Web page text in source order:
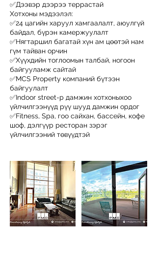
✅Дээвэр дээрээ террастай
Хотхоны мэдээлэл:
✅24 цагийн харуул хамгаалалт, аюулгүй
байдал, бүрэн камержуулалт
✅Нягтаршил багатай хүн ам цөөтэй нам
гүм тайван орчин
✅Хүүхдийн тоглоомын талбай, ногоон
байгууламж сайтай
✅MCS Property компаний бүтээн
байгуулалт
✅Indoor street-р дамжин хотхоныхоо
үйлчилгээнүүд рүү шууд дамжин ордог
✅Fitness, Spa, гоо сайхан, бассейн, кофе
шоф, дэлгүүр ресторан зэрэг
үйлчилгээний төвүүдтэй